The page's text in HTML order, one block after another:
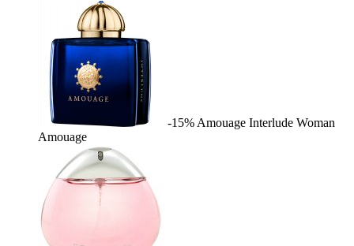
-15% Amouage Interlude Woman
Amouage